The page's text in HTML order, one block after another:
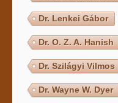
Dr. Lenkei Gábor
Dr. O. Z. A. Hanish
Dr. Szilágyi Vilmos
Dr. Wayne W. Dyer